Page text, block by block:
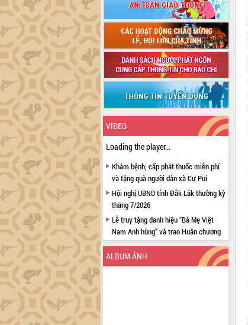
VIDEO
Loading the player...
Khám bệnh, cấp phát thuốc miễn phí
và tặng quà người dân xã Cư Pui
Hội nghị UBND tỉnh Đắk Lắk thường kỳ
tháng 7/2026
Lễ truy tặng danh hiệu “Bà Mẹ Việt
Nam Anh hùng” và trao Huân chương
Lao động
UBND tỉnh Đắk Lắk triển khai nhiệm
vụ 6 tháng cuối năm 2026
ALBUM ẢNH